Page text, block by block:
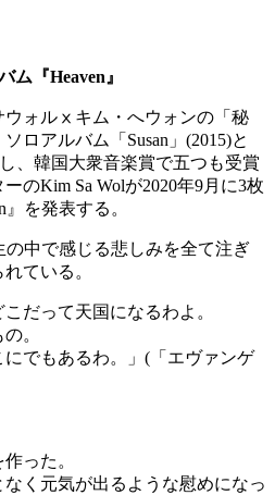
ム『Heaven』
ウォルⅹキム・へウォンの「秘
ロアルバム「Susan」(2015)と
、韓国大衆音楽賞で五つも受賞
のKim Sa Wolが2020年9月に3枚
を発表する。
の中で感じる悲しみを全て注ぎ
ている。
だって天国になるわよ。
。
でもあるわ。」(「エヴァンゲ
った。
く元気が出るような慰めになっ